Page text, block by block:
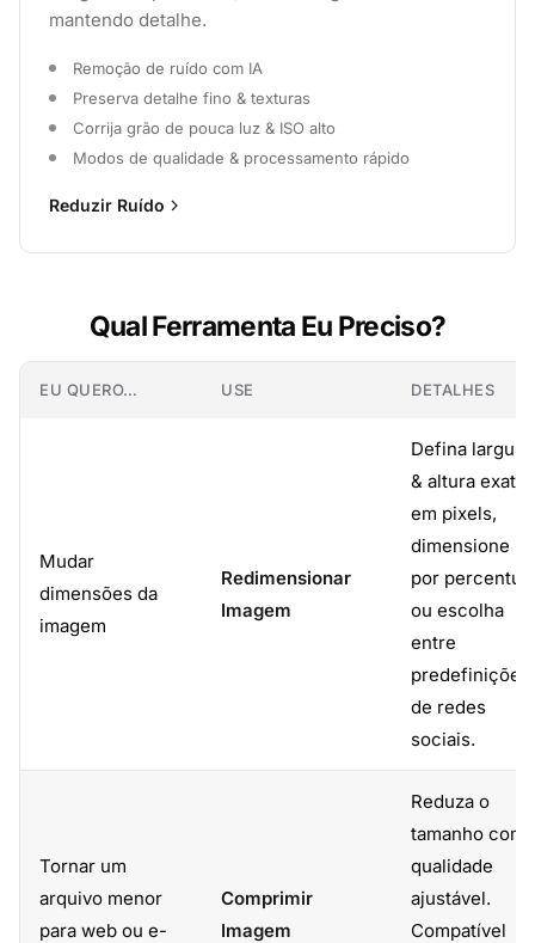
mantendo detalhe.
Remoção de ruído com IA
Preserva detalhe fino & texturas
Corrija grão de pouca luz & ISO alto
Modos de qualidade & processamento rápido
Reduzir Ruído
Qual Ferramenta Eu Preciso?
EU QUERO… USE DETALHES
Mudar
dimensões da
imagem
Redimensionar
Imagem
Defina largura
& altura exatas
em pixels,
dimensione
por percentual
ou escolha
entre
predefinições
de redes
sociais.
Tornar um
arquivo menor
para web ou e-
Comprimir
Imagem
Reduza o
tamanho com
qualidade
ajustável.
Compatível